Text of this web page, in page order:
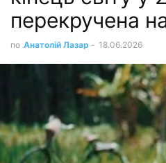
перекручена
по Анатолій Лазар - 18.06.2026